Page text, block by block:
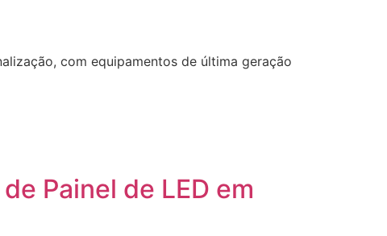
com equipamentos de última geração
Painel de LED em